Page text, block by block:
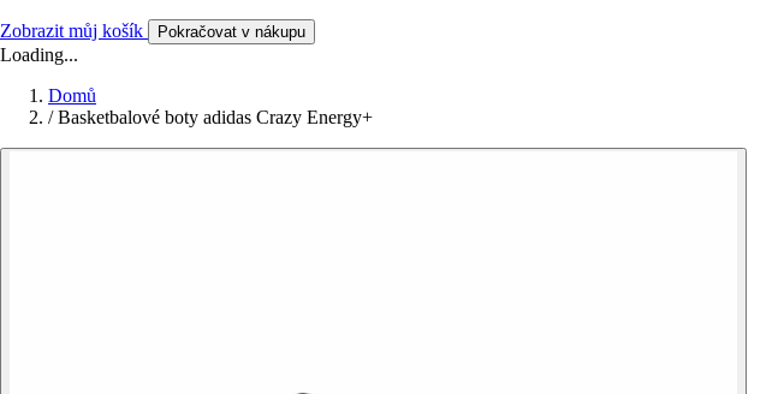
Zobrazit můj košík Pokračovat v nákupu
Loading...
Domů
/ Basketbalové boty adidas Crazy Energy+